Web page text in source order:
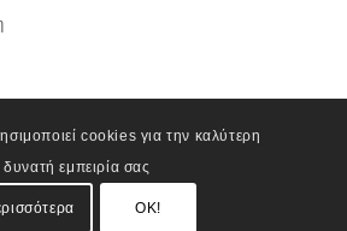
cookies για την καλύτερη
δυνατή εμπειρία σας
OK!